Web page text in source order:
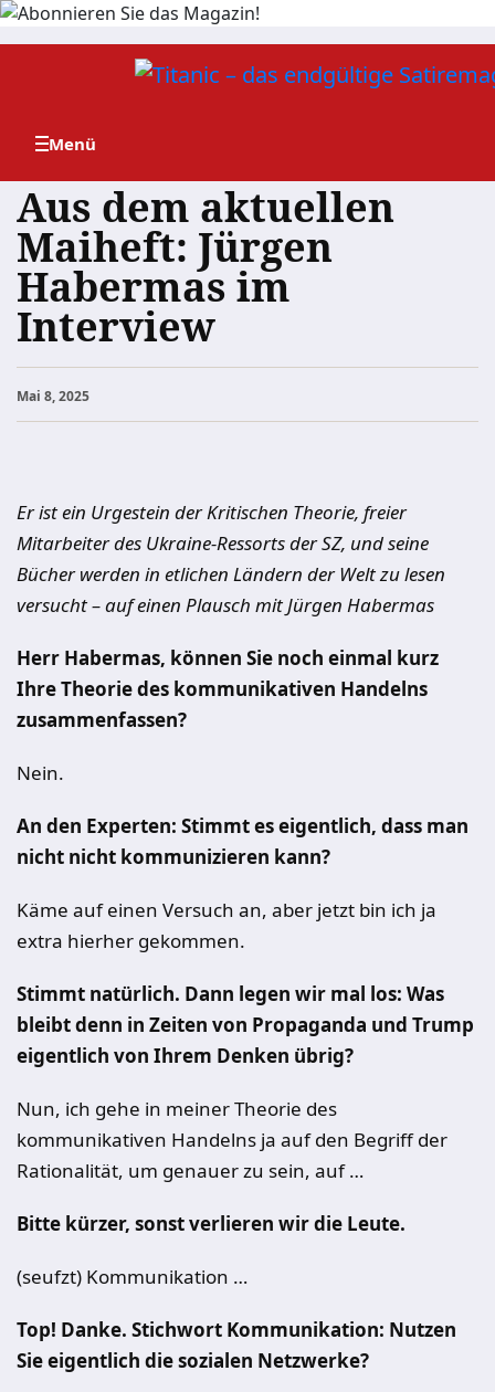
Zum
Aus dem aktuellen
Maiheft: Jürgen
Habermas im
Interview
Mai 8, 2025
Er ist ein Urgestein der Kritischen Theorie, freier
Mitarbeiter des Ukraine-Ressorts der SZ, und seine
Bücher werden in etlichen Ländern der Welt zu lesen
versucht – auf einen Plausch mit Jürgen Habermas
Herr Habermas, können Sie noch einmal kurz
Ihre Theorie des kommunikativen Handelns
zusammenfassen?
Nein.
An den Experten: Stimmt es eigentlich, dass man
nicht nicht kommunizieren kann?
Käme auf einen Versuch an, aber jetzt bin ich ja
extra hierher gekommen.
Stimmt natürlich. Dann legen wir mal los: Was
bleibt denn in Zeiten von Propaganda und Trump
eigentlich von Ihrem Denken übrig?
Nun, ich gehe in meiner Theorie des
kommunikativen Handelns ja auf den Begriff der
Rationalität, um genauer zu sein, auf …
Bitte kürzer, sonst verlieren wir die Leute.
(seufzt) Kommunikation …
Top! Danke. Stichwort Kommunikation: Nutzen
Sie eigentlich die sozialen Netzwerke?